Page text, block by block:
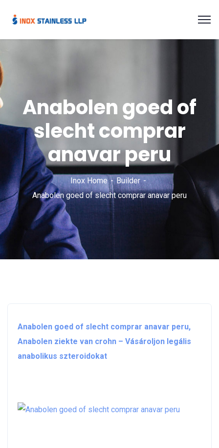
Anabolen goed of
slecht comprar
anavar peru
Inox Home
Builder
Anabolen goed of slecht comprar anavar peru
Anabolen goed of slecht comprar anavar peru,
Anabolen ziekte van crohn – Vásároljon legális
anabolikus szteroidokat